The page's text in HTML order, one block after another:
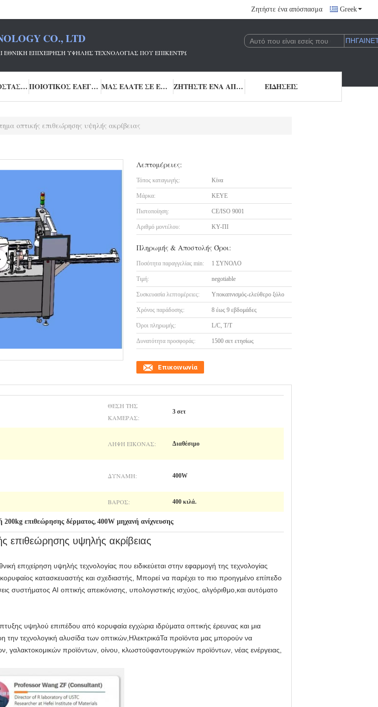
Ζητήστε ένα απόσπασμα Greek
CO., LTD
ΕΊΝΑΙ ΕΘΝΙΚΉ ΕΠΙΧΕΊΡΗΣΗ ΥΨΗΛΉΣ ΤΕΧΝΟΛΟΓΊΑΣ ΠΟΥ ΕΠΙΚΕΝΤΡΏΝΕΤΑΙ ΣΤΗΝ ΈΡΕΥΝΑ ΚΑΙ ΑΝΆΠΤΥΞΗ ΚΑΙ ΤΗΝ
ΓΎΡΟΣ ΕΡΓΟΣΤΑΣΊΩΝ ΠΟΙΟΤΙΚΌΣ ΈΛΕΓΧΟΣ ΜΑΣ ΕΛΆΤΕ ΣΕ ΕΠΑΦΉ ΜΕ ΖΗΤΉΣΤΕ ΈΝΑ ΑΠΌΣΠΑΣΜΑ ΕΙΔΉΣΕΙΣ
οπτικής επιθεώρησης υψηλής ακρίβειας
Λεπτομέρειες:
Τόπος καταγωγής: Κίνα
Μάρκα: KEYE
Πιστοποίηση: CE/ISO 9001
Αριθμό μοντέλου: ΚΥ-ΠΙ
Πληρωμής & Αποστολής Όροι:
Ποσότητα παραγγελίας min: 1 ΣΥΝΟΛΟ
Τιμή: negotiable
Συσκευασία λεπτομέρειες: Υποκαπνισμός-ελεύθερο ξύλο
Χρόνος παράδοσης: 8 έως 9 εβδομάδες
Όροι πληρωμής: L/C, T/T
Δυνατότητα προσφοράς: 1500 σετ ετησίως
Επικοινωνία
ΘΈΣΗ ΤΗΣ
ΚΆΜΕΡΑΣ:
3 σετ
ΛΉΨΗ ΕΙΚΌΝΑΣ: Διαθέσιμο
ΔΎΝΑΜΗ: 400W
ΒΆΡΟΣ: 400 κιλά.
200kg επιθεώρησης δέρματος, 400W μηχανή ανίχνευσης
επιθεώρησης υψηλής ακρίβειας
επιχείρηση υψηλής τεχνολογίας που ειδικεύεται στην εφαρμογή της τεχνολογίας
κατασκευαστής και σχεδιαστής, Μπορεί να παρέχει το πιο προηγμένο επίπεδο
συστήματος AI οπτικής απεικόνισης, υπολογιστικής ισχύος, αλγόριθμο,και αυτόματο
υψηλού επιπέδου από κορυφαία εγχώρια ιδρύματα οπτικής έρευνας και μια
τεχνολογική αλυσίδα των οπτικών,ΗλεκτρικάΤα προϊόντα μας μπορούν να
γαλακτοκομικών προϊόντων, οίνου, κλωστοϋφαντουργικών προϊόντων, νέας ενέργειας,